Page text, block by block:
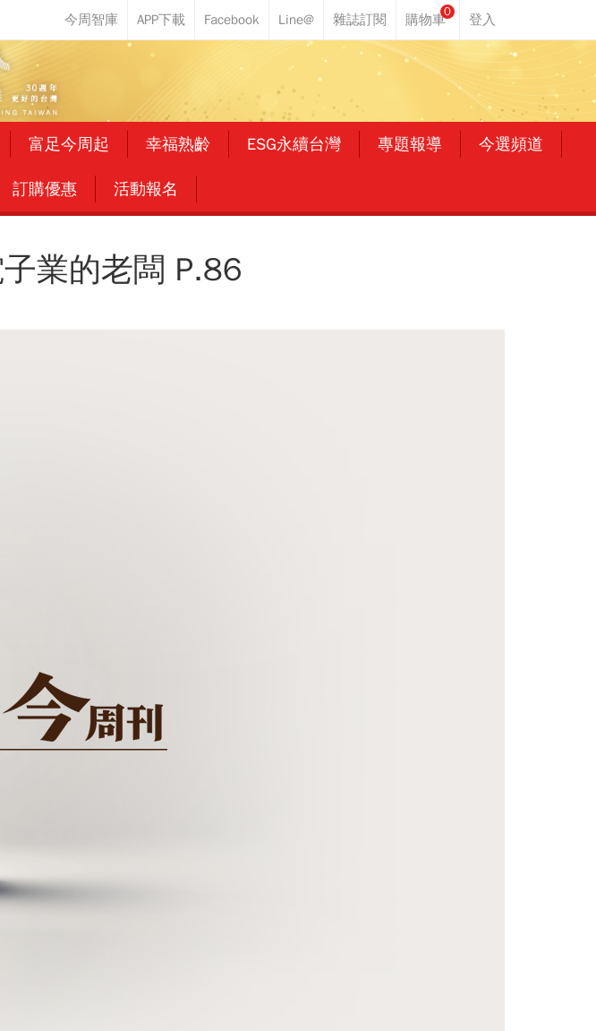
0
富足今周起 幸福熟齡 ESG永續台灣 專題報導 今選頻道
訂購優惠 活動報名
業的老闆 P.86